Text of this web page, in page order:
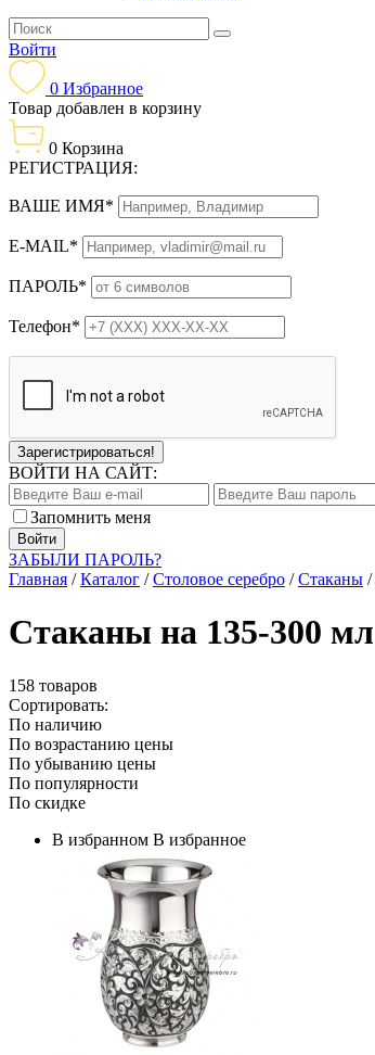
Войти
0 Избранное
Товар добавлен в корзину
0 Корзина
РЕГИСТРАЦИЯ:
ВАШЕ ИМЯ*
E-MAIL*
ПАРОЛЬ*
Телефон*
Зарегистрироваться!
ВОЙТИ НА САЙТ:
Запомнить меня
ЗАБЫЛИ ПАРОЛЬ?
Главная /Каталог /Столовое серебро /Стаканы /
Стаканы на 135-300 мл
158 товаров
Сортировать:
По наличию
По возрастанию цены
По убыванию цены
По популярности
По скидке
В избранном В избранное